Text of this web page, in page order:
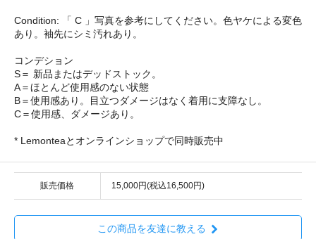
Condition: 「 C 」写真を参考にしてください。色ヤケによる変色
あり。袖先にシミ汚れあり。
コンデション
S＝ 新品またはデッドストック。
A＝ほとんど使用感のない状態
B＝使用感あり。目立つダメージはなく着用に支障なし。
C＝使用感、ダメージあり。
* Lemonteaとオンラインショップで同時販売中
販売価格 15,000円(税込16,500円)
この商品を友達に教える